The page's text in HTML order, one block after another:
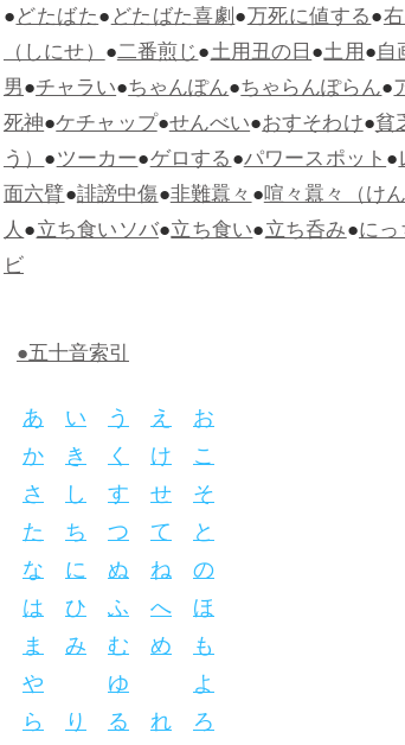
●どたばた●どたばた喜劇●万死に値する●
（しにせ）●二番煎じ●土用丑の日●土用●自
男●チャラい●ちゃんぽん●ちゃらんぽらん●
死神●ケチャップ●せんべい●おすそわけ●貧
う）●ツーカー●ゲロする●パワースポット●
面六臂●誹謗中傷●非難囂々●喧々囂々（け
人●立ち食いソバ●立ち食い●立ち呑み●に
ビ
●五十音索引
あ い う え お
か き く け こ
さ し す せ そ
た ち つ て と
な に ぬ ね の
は ひ ふ へ ほ
ま み む め も
や
ゆ
よ
ら り る れ ろ